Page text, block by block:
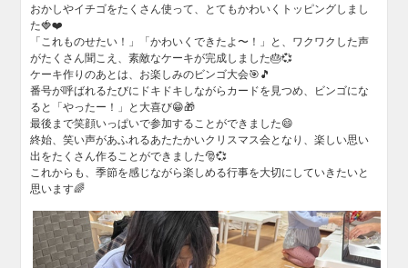
おかしやイチゴをたくさん使って、とてもかわいくトッピングしまし
た🍓❤️
「これものせたい！」「かわいくできたよ〜！」と、ワクワクした声
がたくさん聞こえ、素敵なケーキが完成しました🎂💞
ケーキ作りのあとは、お楽しみのビンゴ大会🎯🎵
番号が呼ばれるたびにドキドキしながらカードを見つめ、ビンゴにな
ると「やったー！」と大喜び😁🎁
最後まで笑顔いっぱいで参加することができました😄
終始、笑い声があふれるあたたかいクリスマス会となり、楽しい思い
出をたくさん作ることができました🎅💞
これからも、季節を感じながら楽しめる行事を大切にしていきたいと
思います🌈